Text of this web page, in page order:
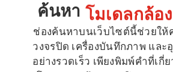
ค้นหา โมเดลกล้อ
ช่องค้นหาบนเว็บไซต์นี้ช่วยใ
วงจรปิด เครื่องบันทึกภาพ และ
อย่างรวดเร็ว เพียงพิมพ์คำที่เกี่